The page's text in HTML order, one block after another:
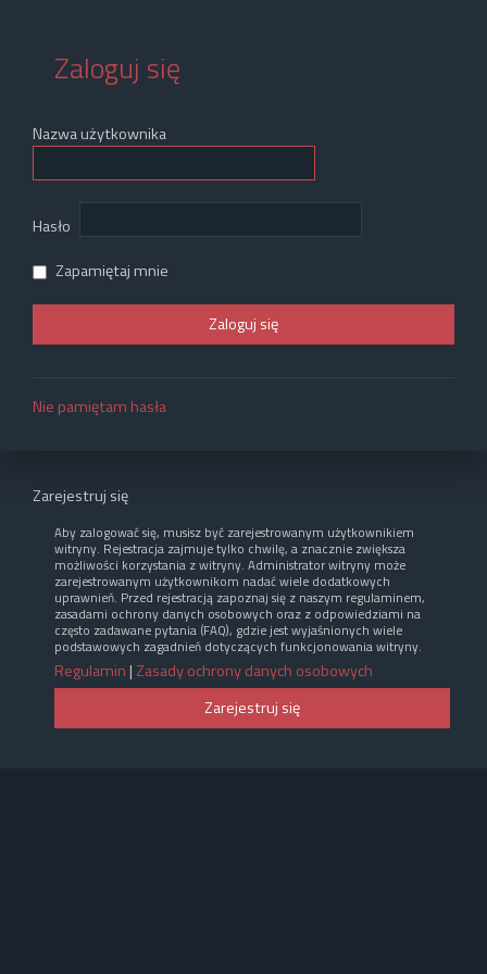
Zaloguj się
Nazwa użytkownika
Hasło
Zapamiętaj mnie
Nie pamiętam hasła
Zarejestruj się
Aby zalogować się, musisz być zarejestrowanym użytkownikiem
witryny. Rejestracja zajmuje tylko chwilę, a znacznie zwiększa
możliwości korzystania z witryny. Administrator witryny może
zarejestrowanym użytkownikom nadać wiele dodatkowych
uprawnień. Przed rejestracją zapoznaj się z naszym regulaminem,
zasadami ochrony danych osobowych oraz z odpowiedziami na
często zadawane pytania (FAQ), gdzie jest wyjaśnionych wiele
podstawowych zagadnień dotyczących funkcjonowania witryny.
Regulamin | Zasady ochrony danych osobowych
Zarejestruj się